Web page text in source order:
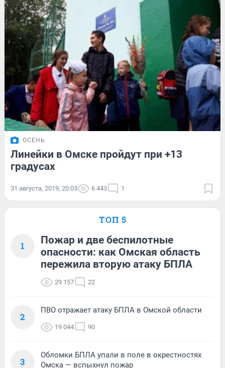
ОСЕНЬ
Линейки в Омске пройдут при +13
градусах
31 августа, 2019, 20:03 6 443 1
ТОП 5
1
Пожар и две беспилотные
опасности: как Омская область
пережила вторую атаку БПЛА
29 157 22
2
ПВО отражает атаку БПЛА в Омской области
19 044 90
3
Обломки БПЛА упали в поле в окрестностях
Омска — вспыхнул пожар